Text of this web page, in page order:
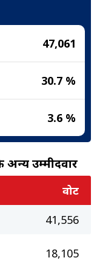
47,061
30.7 %
3.6 %
उम्मीदवार
वोट
41,556
18,105